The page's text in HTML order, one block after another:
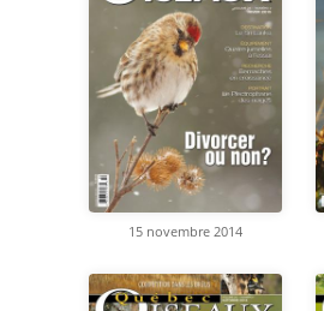
15 novembre 2014